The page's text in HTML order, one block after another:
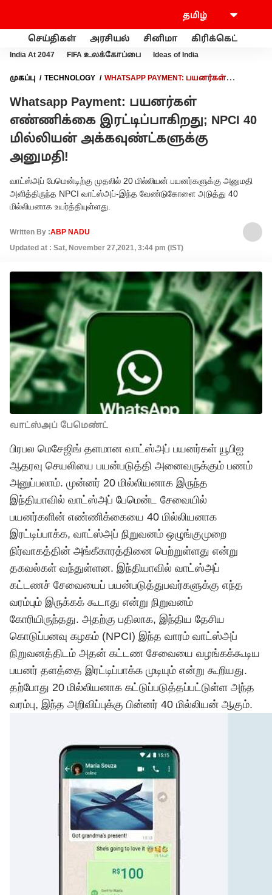
செய்திகள் அரசியல் சினிமா கிரிக்கெட்
India At 2047 FIFA உலக்கோப்பை Ideas of India
முகப்பு TECHNOLOGY
WHATSAPP PAYMENT: பயனர்கள்
அக்கவுண்ட்களுக்கு அனுமதி!
Whatsapp Payment: பயனர்கள்
எண்ணிக்கை இரட்டிப்பாகிறது; NPCI 40
மில்லியன் அக்கவுண்ட்களுக்கு
அனுமதி!
வாட்ஸ்அப் பேமென்டிற்கு முதலில் 20 மில்லியன் பயனர்களுக்கு அனுமதி
அளித்திருந்த NPCI வாட்ஸ்அப்-இந்த வேண்டுகோளை அடுத்து 40
மில்லியனாக உயர்த்தியுள்ளது.
Written By :ABP NADU
Updated at : Sat, November 27,2021, 3:44 pm (IST)
வாட்ஸ்அப் பேமெண்ட்
பிரபல மெசேஜிங் தளமான வாட்ஸ்அப் பயனர்கள் யூபிஐ
ஆதரவு செயலியை பயன்படுத்தி அனைவருக்கும் பணம்
அனுப்பலாம். முன்னர் 20 மில்லியனாக இருந்த
இந்தியாவில் வாட்ஸ்அப் பேமென்ட சேவையில்
பயனர்களின் எண்ணிக்கையை 40 மில்லியனாக
இரட்டிப்பாக்க, வாட்ஸ்அப் நிறுவனம் ஒழுங்குமுறை
நிர்வாகத்தின் அங்கீகாரத்தினை பெற்றுள்ளது என்று
தகவல்கள் வந்துள்ளன. இந்தியாவில் வாட்ஸ்அப்
கட்டணச் சேவையைப் பயன்படுத்துபவர்களுக்கு எந்த
வரம்பும் இருக்கக் கூடாது என்று நிறுவனம்
கோரியிருந்தது. அதற்கு பதிலாக, இந்திய தேசிய
கொடுப்பனவு கழகம் (NPCI) இந்த வாரம் வாட்ஸ்அப்
நிறுவனத்திடம் அதன் கட்டண சேவையை வழங்கக்கூடிய
பயனர் தளத்தை இரட்டிப்பாக்க முடியும் என்று கூறியது.
தற்போது 20 மில்லியனாக கட்டுப்படுத்தப்பட்டுள்ள அந்த
வரம்பு, இந்த அறிவிப்புக்கு பின்னர் 40 மில்லியன் ஆகும்.